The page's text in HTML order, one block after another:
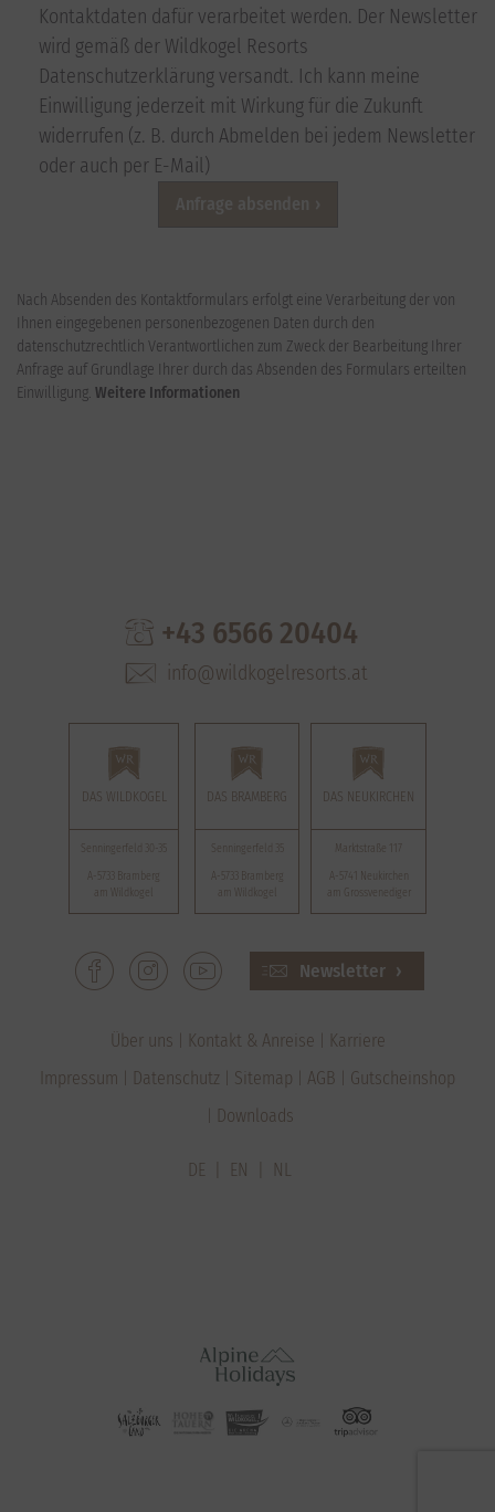
Kontaktdaten dafür verarbeitet werden. Der Newsletter
wird gemäß der Wildkogel Resorts
Datenschutzerklärung versandt. Ich kann meine
Einwilligung jederzeit mit Wirkung für die Zukunft
widerrufen (z. B. durch Abmelden bei jedem Newsletter
oder auch per E-Mail)
Nach Absenden des Kontaktformulars erfolgt eine Verarbeitung der von
Ihnen eingegebenen personenbezogenen Daten durch den
datenschutzrechtlich Verantwortlichen zum Zweck der Bearbeitung Ihrer
Anfrage auf Grundlage Ihrer durch das Absenden des Formulars erteilten
Einwilligung. Weitere Informationen
+43 6566 20404
info@wildkogelresorts.at
DAS WILDKOGEL
Senningerfeld 30-35
A-5733 Bramberg
am Wildkogel
DAS BRAMBERG
Senningerfeld 35
A-5733 Bramberg
am Wildkogel
DAS NEUKIRCHEN
Marktstraße 117
A-5741 Neukirchen
am Grossvenediger
Newsletter
Über uns Kontakt & Anreise
Karriere
Impressum
Datenschutz Sitemap AGB
Gutscheinshop
Downloads
DE EN NL